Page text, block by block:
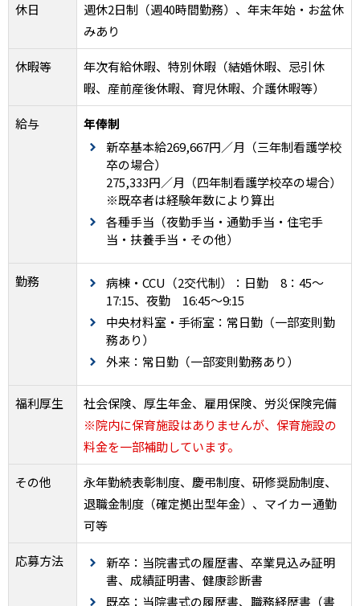
休日
週休2日制（週40時間勤務）、年末年始・お盆休
みあり
休暇等
年次有給休暇、特別休暇（結婚休暇、忌引休
暇、産前産後休暇、育児休暇、介護休暇等）
給与
年俸制
新卒基本給269,667円／月（三年制看護学校
卒の場合）
275,333円／月（四年制看護学校卒の場合）
※既卒者は経験年数により算出
各種手当（夜勤手当・通勤手当・住宅手
当・扶養手当・その他）
勤務 病棟・CCU（2交代制）： 日勤 8：45～
17:15、 夜勤 16:45～9:15
中央材料室・手術室：常日勤（一部変則勤
務あり）
外来：常日勤（一部変則勤務あり）
福利厚生
社会保険、厚生年金、雇用保険、労災保険完備
※院内に保育施設はありませんが、保育施設の
料金を一部補助しています。
その他
永年勤続表彰制度、慶弔制度、研修奨励制度、
退職金制度（確定拠出型年金）、マイカー通勤
可等
応募方法
新卒：当院書式の履歴書、卒業見込み証明
書、成績証明書、健康診断書
既卒：当院書式の履歴書、職務経歴書（書